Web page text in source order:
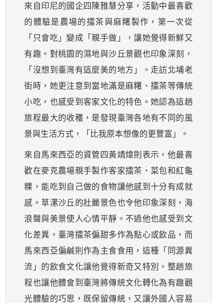
來自印尼的國企四陳雅慧分享，活動中最喜歡
的體驗是農場的擂茶與麻糬製作，第一次從
「只會吃」變成「親手做」，讓她覺得新鮮又
有趣。對桃園的濕地與沙丘景觀也印象深刻，
「沒想到臺灣有這麼美的地方」。走訪北埔老
街時，她更注意到當地滿是麻糬、擂茶等傳統
小吃，也感受到客家文化的特色。她認為這趟
旅程最大的收穫，是發現臺灣各地有不同的風
景與生活方式，「比我原本想像的更豐富」。
來自馬來西亞的資管四黃靖煒則表示，他最喜
歡在麥克農場親手製作客家擂茶、菜包和紅龜
粿，能吃到自己做的食物讓他感到十分有成就
感。草漯沙丘的壯麗景色也令他印象深刻，海
浪聲與美景使人心情平靜。不過他也感受到文
化差異，臺灣擂茶偏甜多作為點心或飲品，而
馬來西亞偏鹹則作為主食食用，這種「同源異
流」的飲食文化讓他覺得新奇又特別。整趟旅
程也讓他體會到臺灣將傳統文化轉化為有趣觀
光體驗的巧思，既保留傳統，又讓外國人容易